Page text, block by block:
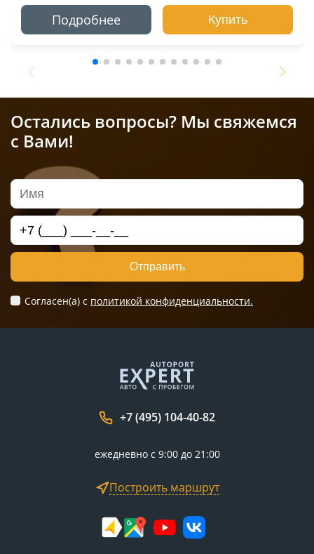
Подробнее Купить
Остались вопросы? Мы свяжемся
с Вами!
Отправить
Согласен(а) c политикой конфиденциальности.
+7 (495) 104-40-82
ежедневно с 9:00 до 21:00
Построить маршрут